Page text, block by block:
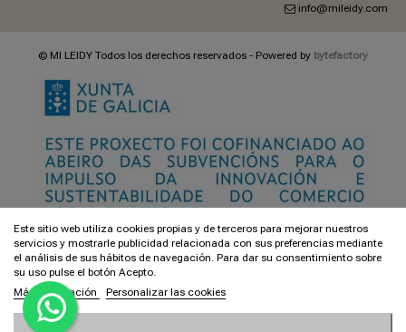
info@mileidy.com
Este sitio web utiliza cookies propias y de terceros para mejorar nuestros
servicios y mostrarle publicidad relacionada con sus preferencias mediante
el análisis de sus hábitos de navegación. Para dar su consentimiento sobre
su uso pulse el botón Acepto.
Más información
Personalizar las cookies
© MI LEIDY Todos los derechos reservados - Powered by bytefactory